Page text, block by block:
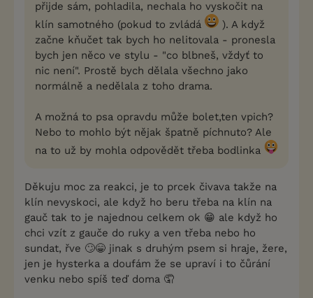
přijde sám, pohladila, nechala ho vyskočit na
klín samotného (pokud to zvládá
). A když
začne kňučet tak bych ho nelitovala - pronesla
bych jen něco ve stylu - "co blbneš, vždyť to
nic není". Prostě bych dělala všechno jako
normálně a nedělala z toho drama.
A možná to psa opravdu může bolet,ten vpich?
Nebo to mohlo být nějak špatně píchnuto? Ale
na to už by mohla odpovědět třeba bodlinka
Děkuju moc za reakci, je to prcek čivava takže na
klín nevyskoci, ale když ho beru třeba na klín na
gauč tak to je najednou celkem ok 😁 ale když ho
chci vzít z gauče do ruky a ven třeba nebo ho
sundat, řve 🙄😁 jinak s druhým psem si hraje, žere,
jen je hysterka a doufám že se upraví i to čůrání
venku nebo spíš teď doma 🤦